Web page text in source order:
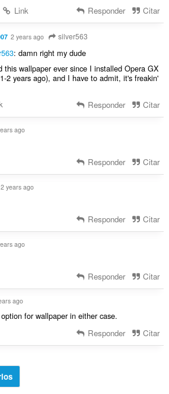
Link Responder Citar
2 years ago silver563
: damn right my dude
this wallpaper ever since I installed Opera GX
2 years ago), and I have to admit, it's freakin'
Responder Citar
ago
Responder Citar
2 years ago
Responder Citar
ago
Responder Citar
ago
for wallpaper in either case.
Responder Citar